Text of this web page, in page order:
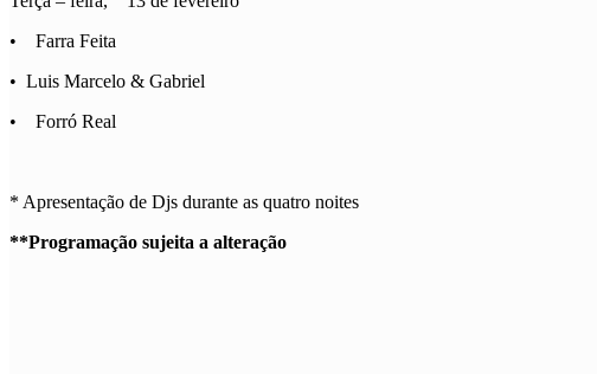
• Farra Feita
• Luis Marcelo & Gabriel
• Forró Real
* Apresentação de Djs durante as quatro noites
**Programação sujeita a alteração